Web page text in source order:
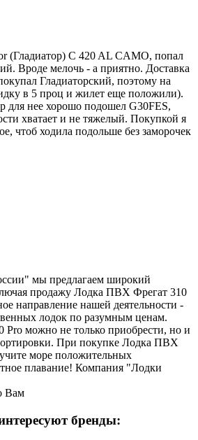
(Гладиатор) C 420 AL CAMO, попал
Вроде мелочь - а приятно. Доставка
Гладиаторский, поэтому на
в 5 проц и жилет еще положили).
для нее хорошо подошел G30FES,
хватает и не тяжелый. Покупкой я
чтоб ходила подольше без заморочек
мы предлагаем широкий
продажу Лодка ПВХ Фрегат 310
направление нашей деятельности -
лодок по разумным ценам.
можно не только приобрести, но и
При покупке Лодка ПВХ
море положительных
плавание! Компания "Лодки
Вам
бренды: